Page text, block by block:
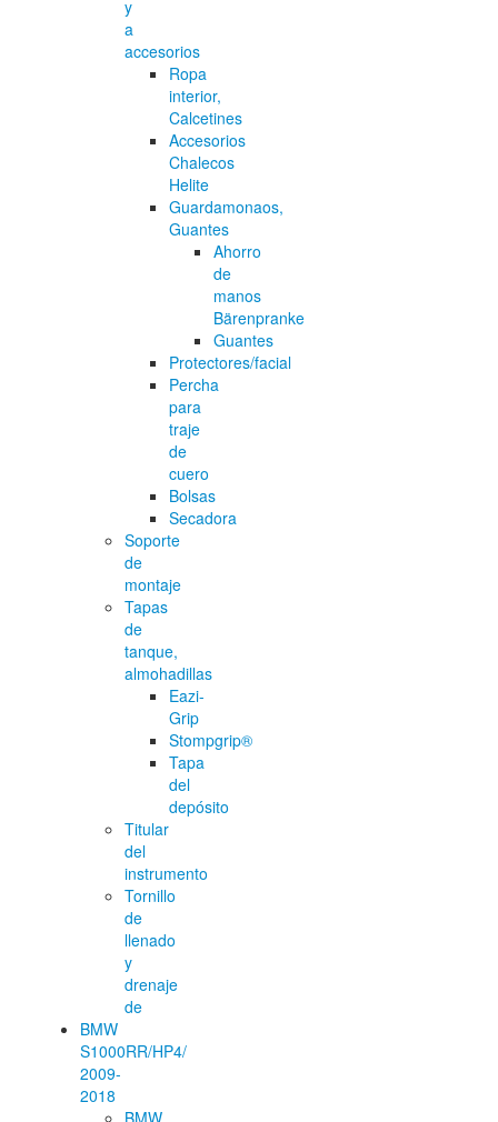
y
a
accesorios
Ropa
interior,
Calcetines
Accesorios
Chalecos
Helite
Guardamonaos,
Guantes
Ahorro
de
manos
Bärenpranke
Guantes
Protectores/facial
Percha
para
traje
de
cuero
Bolsas
Secadora
Soporte
de
montaje
Tapas
de
tanque,
almohadillas
Eazi-
Grip
Stompgrip®
Tapa
del
depósito
Titular
del
instrumento
Tornillo
de
llenado
y
drenaje
de
BMW
S1000RR/HP4/
2009-
2018
BMW